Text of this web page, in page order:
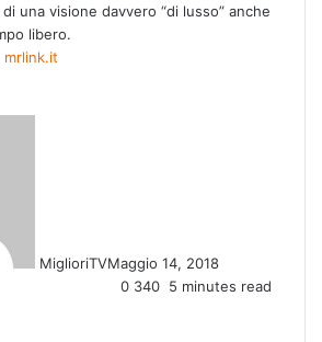
una visione davvero “di lusso” anche
libero.
mrlink.it
MiglioriTVMaggio 14, 2018
0 340 5 minutes read